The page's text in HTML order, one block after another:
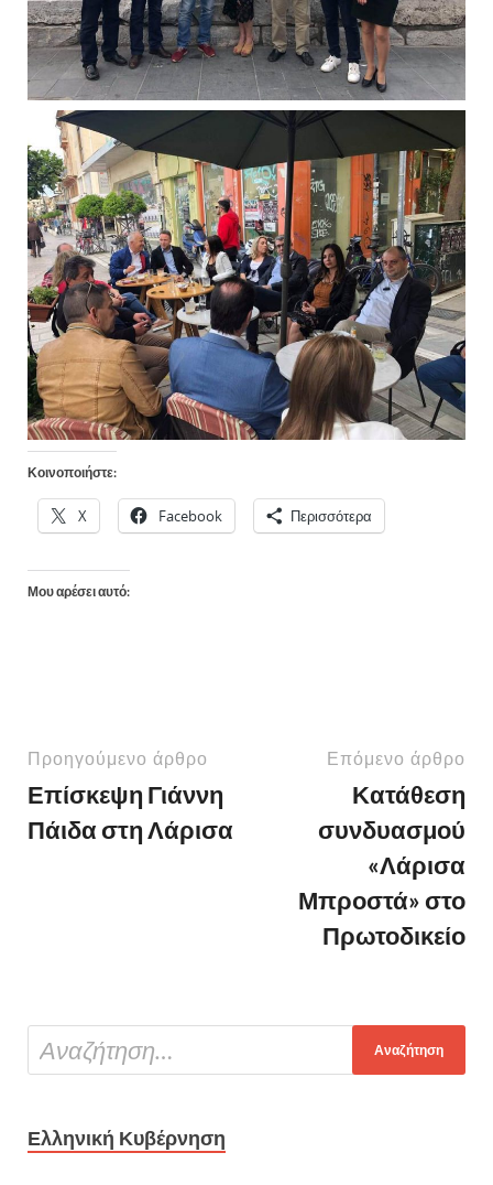
Κοινοποιήστε:
X Facebook Περισσότερα
Μου αρέσει αυτό:
Προηγούμενο άρθρο
Επίσκεψη Γιάννη
Πάιδα στη Λάρισα
Επόμενο άρθρο
Κατάθεση
συνδυασμού
«Λάρισα
Μπροστά» στο
Πρωτοδικείο
Ελληνική Κυβέρνηση